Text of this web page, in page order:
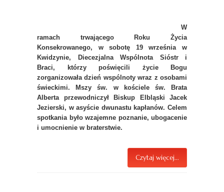
W
ramach trwającego Roku Życia
Konsekrowanego, w sobotę 19 września w
Kwidzynie, Diecezjalna Wspólnota Sióstr i
Braci, którzy poświęcili życie Bogu
zorganizowała dzień wspólnoty wraz z osobami
świeckimi. Mszy św. w kościele św. Brata
Alberta przewodniczył Biskup Elbląski Jacek
Jezierski, w asyście dwunastu kapłanów. Celem
spotkania było wzajemne poznanie, ubogacenie
i umocnienie w braterstwie.
Czytaj więcej...